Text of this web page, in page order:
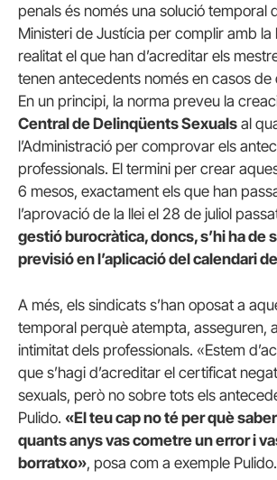
penals és només una solució temporal
Ministeri de Justícia per complir amb la
realitat el que han d’acreditar els
tenen antecedents només en casos de
En un principi, la norma preveu la
Central de Delinqüents Sexuals al
l’Administració per comprovar els
professionals. El termini per crear
6 mesos, exactament els que han
l’aprovació de la llei el 28 de juliol
gestió burocràtica, doncs, s’hi ha de
previsió en l’aplicació del calendari
A més, els sindicats s’han oposat a
temporal perquè atempta, asseguren,
intimitat dels professionals. «Estem
que s’hagi d’acreditar el certificat
sexuals, però no sobre tots els
Pulido. «El teu cap no té per què
quants anys vas cometre un error i
borratxo», posa com a exemple Pulido.